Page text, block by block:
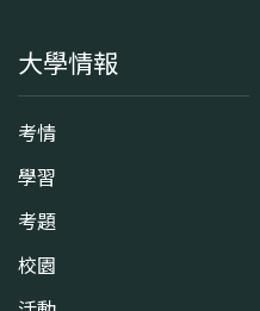
大學情報
考情
學習
考題
校園